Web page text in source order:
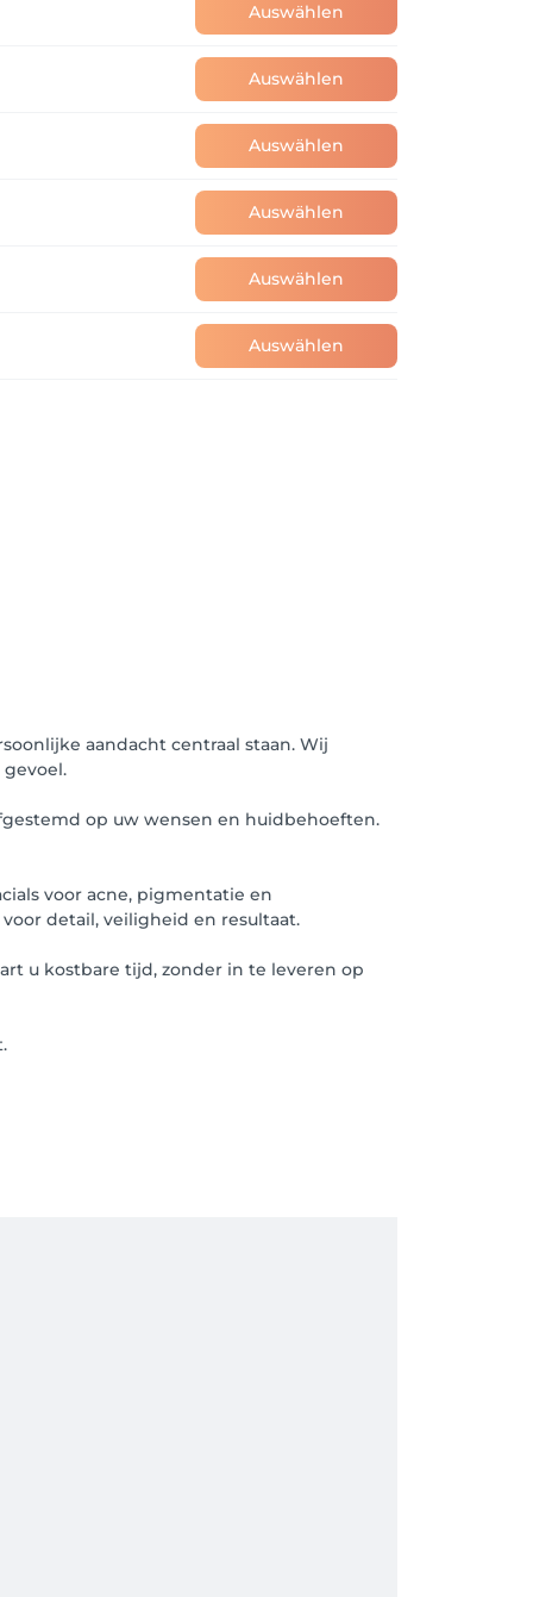
Auswählen
Auswählen
Auswählen
Auswählen
Auswählen
Auswählen
aandacht centraal staan. Wij
op uw wensen en huidbehoeften.
voor acne, pigmentatie en
detail, veiligheid en resultaat.
u kostbare tijd, zonder in te leveren op